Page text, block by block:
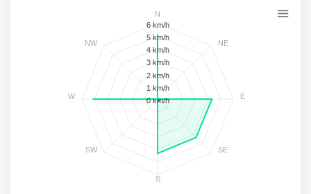
N
NE
E
SE
S
SW
W
NW
6 km/h
5 km/h
4 km/h
3 km/h
2 km/h
1 km/h
0 km/h